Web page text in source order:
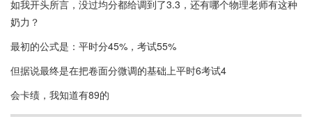
如我开头所言，没过均分都给调到了3.3，还有哪个物理老师有这种
奶力？
最初的公式是：平时分45%，考试55%
但据说最终是在把卷面分微调的基础上平时6考试4
会卡绩，我知道有89的